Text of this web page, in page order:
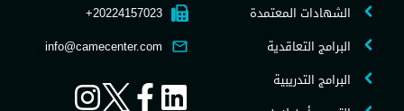
الشهادات المعتمدة
البرامج التعاقدية
البرامج التدريبية
20224157023+
info@camecenter.com